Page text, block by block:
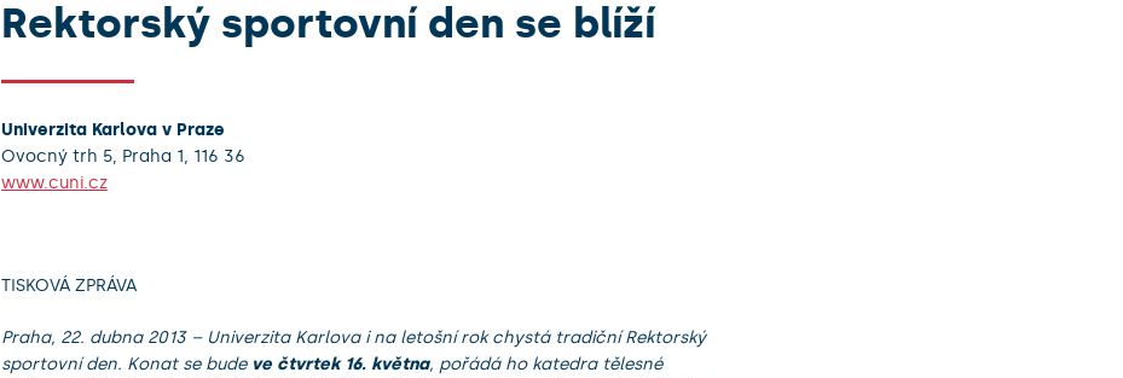
Rektorský sportovní den se blíží
Univerzita Karlova v Praze
Ovocný trh 5, Praha 1, 116 36
www.cuni.cz
TISKOVÁ ZPRÁVA
Praha, 22. dubna 2013 – Univerzita Karlova i na letošní rok chystá tradiční Rektorský
sportovní den. Konat se bude ve čtvrtek 16. května, pořádá ho katedra tělesné